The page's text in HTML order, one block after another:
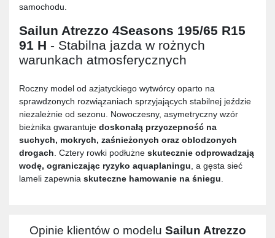
samochodu.
Sailun Atrezzo 4Seasons 195/65 R15
91 H - Stabilna jazda w rożnych
warunkach atmosferycznych
Roczny model od azjatyckiego wytwórcy oparto na
sprawdzonych rozwiązaniach sprzyjających stabilnej jeździe
niezależnie od sezonu. Nowoczesny, asymetryczny wzór
bieżnika gwarantuje doskonałą przyczepność na
suchych, mokrych, zaśnieżonych oraz oblodzonych
drogach. Cztery rowki podłużne skutecznie odprowadzają
wodę, ograniczając ryzyko aquaplaningu, a gęsta sieć
lameli zapewnia skuteczne hamowanie na śniegu.
Opinie klientów o modelu Sailun Atrezzo